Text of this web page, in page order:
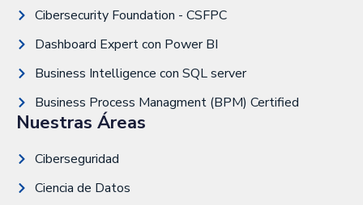
Cibersecurity Foundation - CSFPC
Dashboard Expert con Power BI
Business Intelligence con SQL server
Business Process Managment (BPM) Certified
Nuestras Áreas
Ciberseguridad
Ciencia de Datos